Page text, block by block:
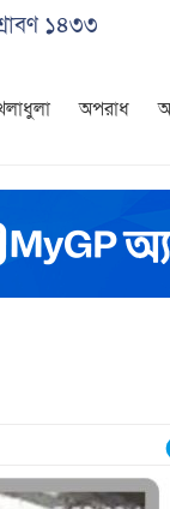
১৪৩৩
অপরাধ